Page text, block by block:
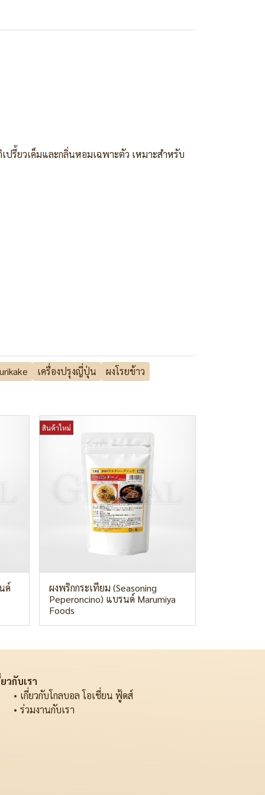
ปรี้ยวเค็มและกลิ่นหอมเฉพาะตัว เหมาะสำหรับ
เครื่องปรุงญี่ปุ่น ผงโรยข้าว
ด์
สินค้าใหม่
ผงพริกกระเทียม (Seasoning
Peperoncino) แบรนด์ Marumiya
Foods
ยวกับเรา
เกี่ยวกับโกลบอล โอเชี่ยน ฟู้ดส์
ร่วมงานกับเรา